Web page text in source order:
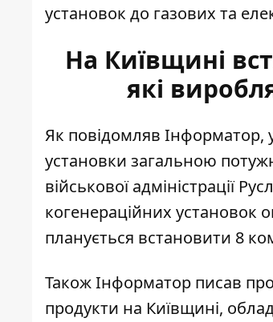
установок до газових та
На Київщині
які
Як повідомляв Інформатор,
установки загальною
військової адміністрації
когенераційних установок
планується встановити 8
Також Інформатор писав
продукти на Київщині,